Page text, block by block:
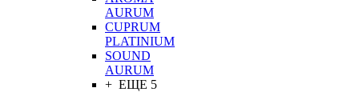
AURUM
CUPRUM
PLATINIUM
SOUND
AURUM
+ ЕЩЕ 5